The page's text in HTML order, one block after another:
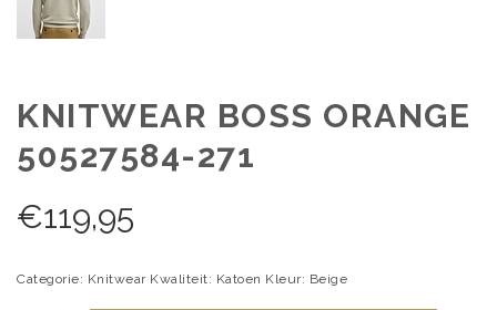
KNITWEAR BOSS ORANGE
50527584-271
€119,95
Categorie: Knitwear Kwaliteit: Katoen Kleur: Beige